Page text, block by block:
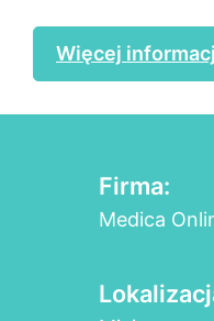
Więcej
Firma:
Medica